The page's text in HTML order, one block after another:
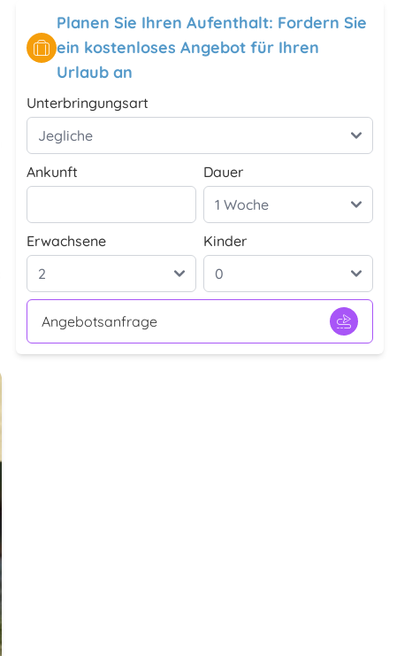
Planen Sie Ihren Aufenthalt: Fordern Sie
ein kostenloses Angebot für Ihren
Urlaub an
Unterbringungsart
Ankunft Dauer
Erwachsene Kinder
Angebotsanfrage